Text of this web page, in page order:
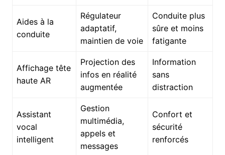
Aides à la
conduite
Régulateur
adaptatif,
maintien de voie
Conduite plus
sûre et moins
fatigante
Affichage tête
haute AR
Projection des
infos en réalité
augmentée
Information
sans
distraction
Assistant
vocal
intelligent
Gestion
multimédia,
appels et
messages
Confort et
sécurité
renforcés